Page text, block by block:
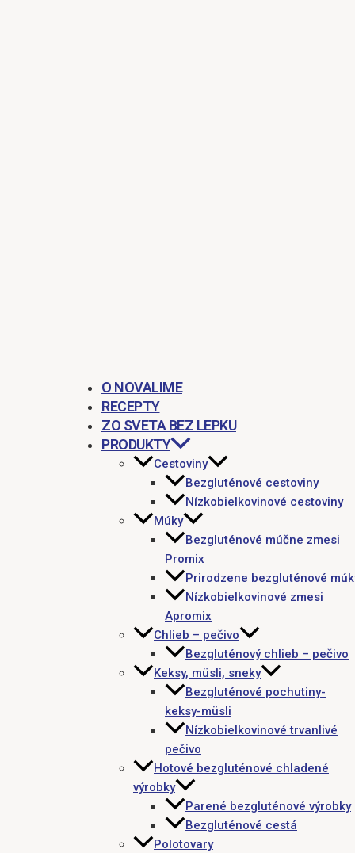
O NOVALIME
RECEPTY
ZO SVETA BEZ LEPKU
PRODUKTY
Cestoviny
Bezgluténové cestoviny
Nízkobielkovinové cestoviny
Múky
Bezgluténové múčne zmesi
Promix
Prirodzene bezgluténové
Nízkobielkovinové zmesi
Apromix
Chlieb – pečivo
Bezgluténový chlieb – pečivo
Keksy, müsli, sneky
Bezgluténové pochutiny-
keksy-müsli
Nízkobielkovinové trvanlivé
pečivo
Hotové bezgluténové chladené
výrobky
Parené bezgluténové výrobky
Bezgluténové cestá
Polotovary